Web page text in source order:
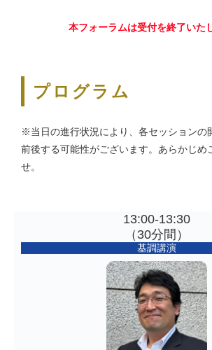
本フォーラムは受付を終了いた
プログラム
※当日の進行状況により、各セッションの
前後する可能性がございます。あらかじめ
せ。
13:00-13:30
（30分間）
基調講演